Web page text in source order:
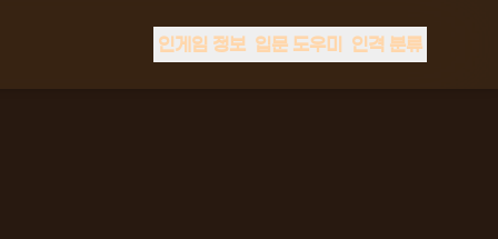
인게임 정보 입문 도우미 인격 분류